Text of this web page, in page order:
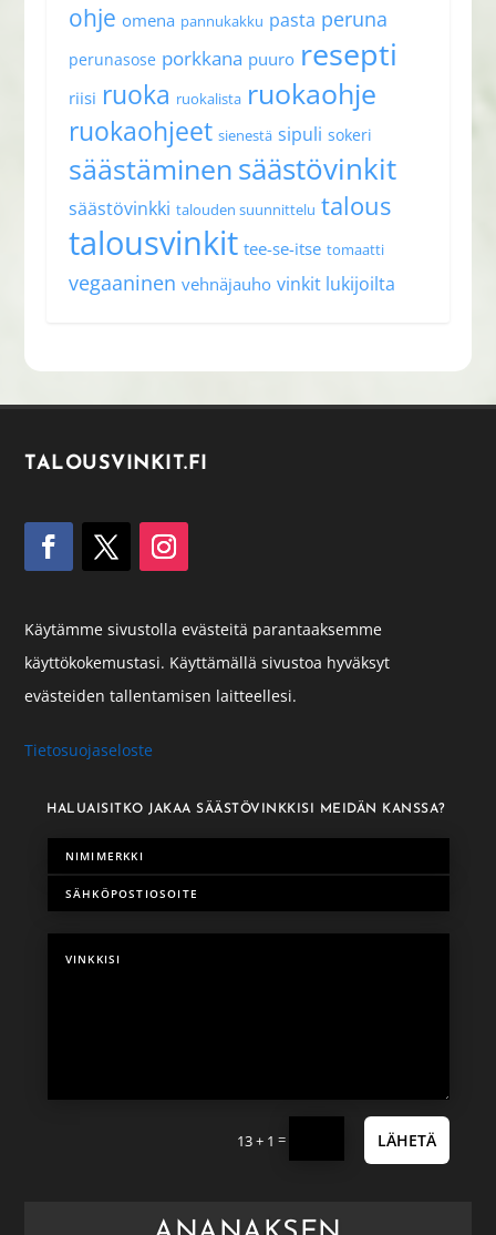
ohje omena pannukakku pasta peruna
perunasose porkkana puuro resepti
riisi ruoka ruokalista ruokaohje
ruokaohjeet sienestä sipuli sokeri
säästäminen säästövinkit
säästövinkki talouden suunnittelu talous
talousvinkit tee-se-itse tomaatti
vegaaninen vehnäjauho vinkit lukijoilta
TALOUSVINKIT.FI
Käytämme sivustolla evästeitä parantaaksemme
käyttökokemustasi. Käyttämällä sivustoa hyväksyt
evästeiden tallentamisen laitteellesi.
Tietosuojaseloste
HALUAISITKO JAKAA SÄÄSTÖVINKKISI MEIDÄN KANSSA?
13 + 1 = LÄHETÄ